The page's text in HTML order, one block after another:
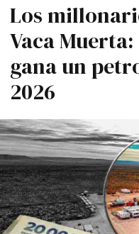
Los
Vaca
gana un
2026